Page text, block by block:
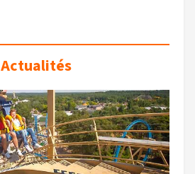
Actualités